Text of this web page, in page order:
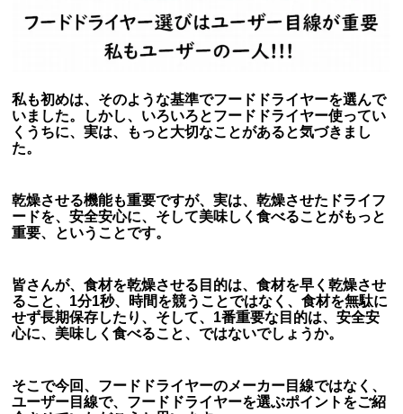
私も初めは、そのような基準でフードドライヤーを選んで
いました。しかし、いろいろとフードドライヤー使ってい
くうちに、実は、もっと大切なことがあると気づきまし
た。
乾燥させる機能も重要ですが、実は、乾燥させたドライフ
ードを、安全安心に、そして美味しく食べることがもっと
重要、ということです。
皆さんが、食材を乾燥させる目的は、食材を早く乾燥させ
ること、1分1秒、時間を競うことではなく、食材を無駄に
せず長期保存したり、そして、1番重要な目的は、安全安
心に、美味しく食べること、ではないでしょうか。
そこで今回、フードドライヤーのメーカー目線ではなく、
ユーザー目線で、フードドライヤーを選ぶポイントをご紹